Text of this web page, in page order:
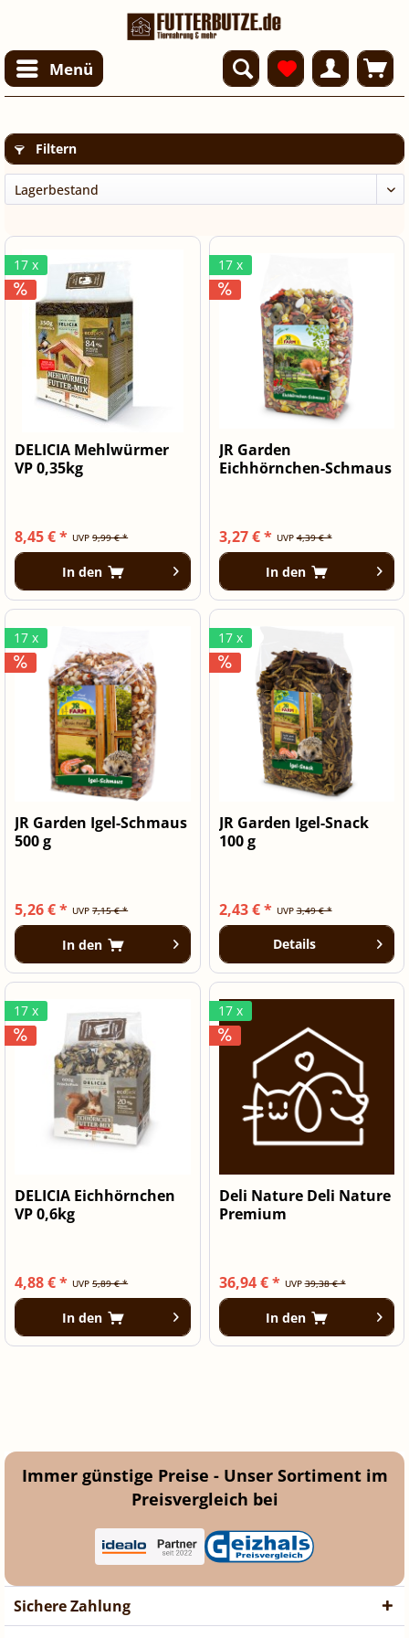
Menü
Filtern
17 x
DELICIA Mehlwürmer
VP 0,35kg
UVP9,99 € *
8,45 € *
In den
17 x
JR Garden
Eichhörnchen-Schmaus
UVP4,39 € *
3,27 € *
In den
17 x
JR Garden Igel-Schmaus
500 g
UVP7,15 € *
5,26 € *
In den
17 x
JR Garden Igel-Snack
100 g
UVP3,49 € *
2,43 € *
Details
17 x
DELICIA Eichhörnchen
VP 0,6kg
UVP5,89 € *
4,88 € *
In den
17 x
Deli Nature Deli Nature
Premium
UVP39,38 € *
36,94 € *
In den
Immer günstige Preise - Unser Sortiment im
Preisvergleich bei
Sichere Zahlung